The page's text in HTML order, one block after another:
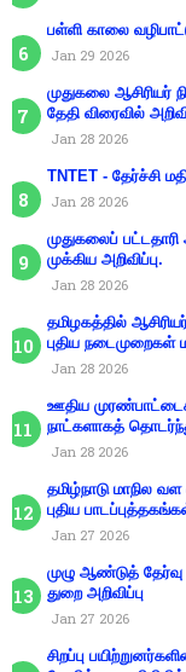
பள்ளி காலை
Jan 29 2026
முதுகலை ஆசிரியர்
தேதி விரைவில்
Jan 28 2026
TNTET - தேர்ச்சி
Jan 28 2026
முதுகலைப்
முக்கிய அறிவிப்பு.
Jan 28 2026
தமிழகத்தில்
புதிய நடைமுறைகள்
Jan 28 2026
ஊதிய
நாட்களாகத்
Jan 28 2026
தமிழ்நாடு மாநில
புதிய
Jan 27 2026
முழு ஆண்டுத் தேர்வு
துறை அறிவிப்பு
Jan 27 2026
சிறப்பு